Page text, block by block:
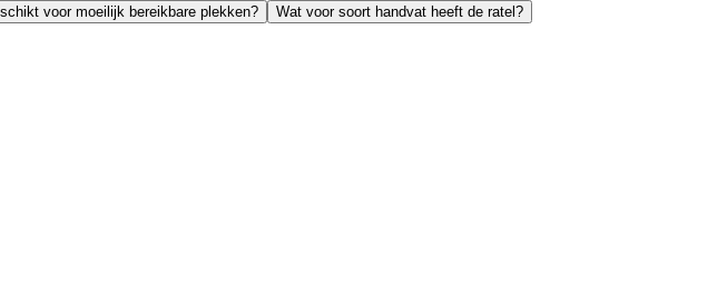
voor moeilijk bereikbare plekken?
Wat voor soort handvat heeft de ratel?